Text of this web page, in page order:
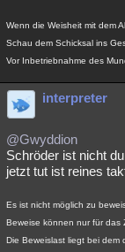
Wenn die Weisheit mit dem
Schau dem Schicksal ins
Vor Inbetriebnahme des
interpreter
@Gwyddion
Schröder ist nicht
jetzt tut ist reines
Es ist nicht möglich zu
Beweise können nur für das
Die Beweislast liegt bei dem